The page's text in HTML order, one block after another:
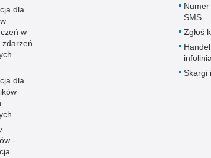
dla
w
zdarzeń
dla
-
SMS
Zgłoś
Skargi